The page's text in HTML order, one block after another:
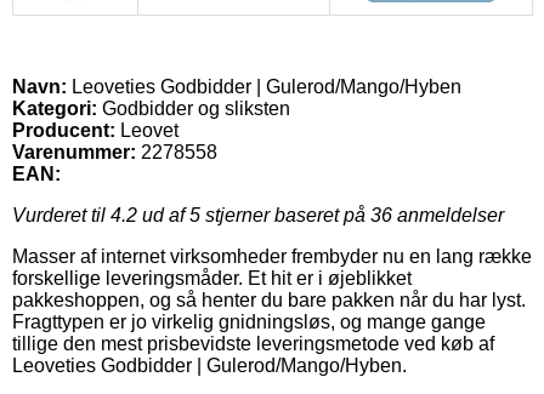
Navn: Leoveties Godbidder | Gulerod/Mango/Hyben
Kategori: Godbidder og sliksten
Producent: Leovet
Varenummer: 2278558
EAN:
Vurderet til 4.2 ud af 5 stjerner baseret på 36 anmeldelser
Masser af internet virksomheder frembyder nu en lang række
forskellige leveringsmåder. Et hit er i øjeblikket
pakkeshoppen, og så henter du bare pakken når du har lyst.
Fragttypen er jo virkelig gnidningsløs, og mange gange
tillige den mest prisbevidste leveringsmetode ved køb af
Leoveties Godbidder | Gulerod/Mango/Hyben.